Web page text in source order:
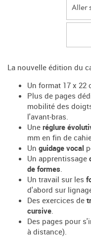
Aller
La nouvelle édition du
Un format 17 x 22
Plus de pages
mobilité des
l'avant-bras.
Une réglure
mm en fin de
Un guidage vocal
Un apprentissage
de formes
Un travail sur les
d'abord sur
Des exercices de
cursive
Des pages pour
à distance).